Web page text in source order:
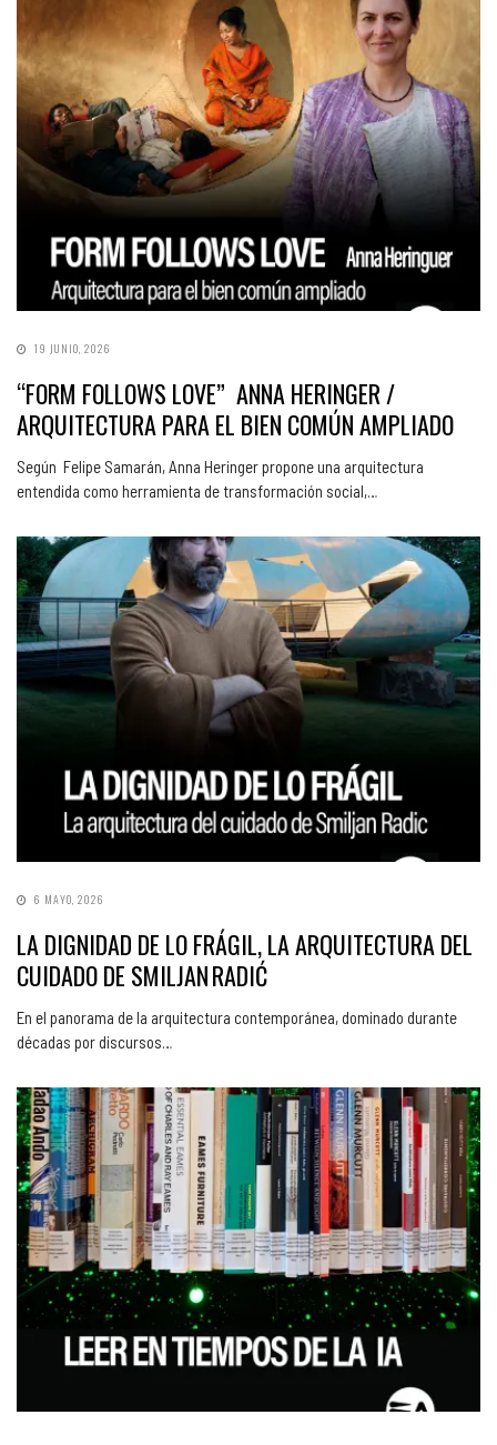
19 JUNIO, 2026
“FORM FOLLOWS LOVE” ANNA HERINGER /
ARQUITECTURA PARA EL BIEN COMÚN AMPLIADO
Según Felipe Samarán, Anna Heringer propone una arquitectura
entendida como herramienta de transformación social,…
6 MAYO, 2026
LA DIGNIDAD DE LO FRÁGIL, LA ARQUITECTURA DEL
CUIDADO DE SMILJAN RADIĆ
En el panorama de la arquitectura contemporánea, dominado durante
décadas por discursos…